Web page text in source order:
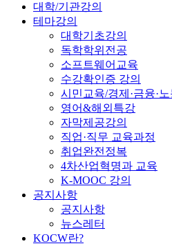
대학/기관강의
테마강의
대학기초강의
독학학위전공
소프트웨어교육
수강확인증 강의
시민교육/경제·금융·
영어&해외특강
자막제공강의
직업·직무 교육과정
취업완전정복
4차산업혁명과 교육
K-MOOC 강의
공지사항
공지사항
뉴스레터
KOCW란?